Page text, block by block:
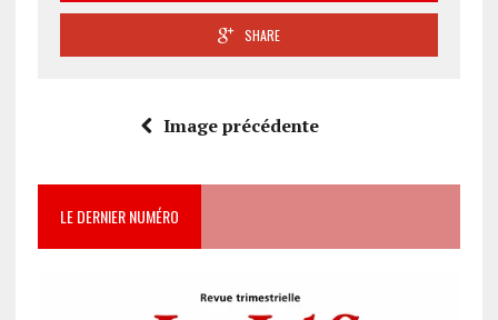
SHARE
Image précédente
LE DERNIER NUMÉRO